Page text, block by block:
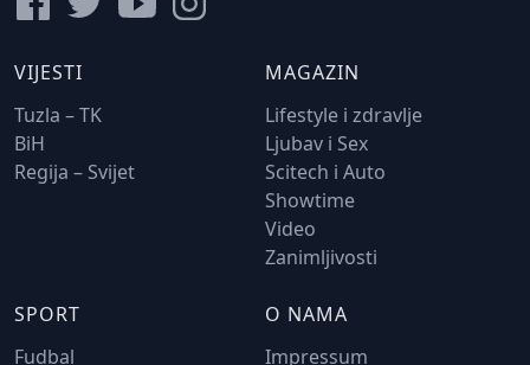
VIJESTI
Tuzla – TK
BiH
Regija – Svijet
MAGAZIN
Lifestyle i zdravlje
Ljubav i Sex
Scitech i Auto
Showtime
Video
Zanimljivosti
SPORT
Fudbal
O NAMA
Impressum